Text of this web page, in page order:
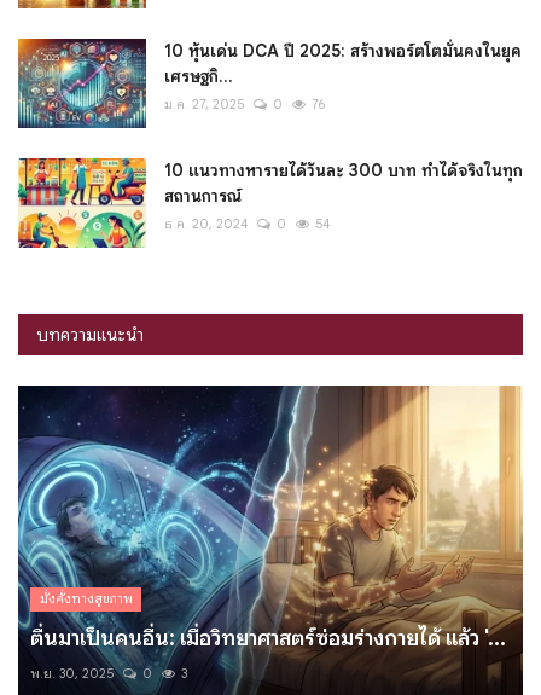
10 หุ้นเด่น DCA ปี 2025: สร้างพอร์ตโตมั่นคงในยุค
เศรษฐกิ...
ม.ค. 27, 2025 0 76
10 แนวทางหารายได้วันละ 300 บาท ทำได้จริงในทุก
สถานการณ์
ธ.ค. 20, 2024 0 54
บทความแนะนำ
มั่งคั่งทางสุขภาพ
ตื่นมาเป็นคนอื่น: เมื่อวิทยาศาสตร์ซ่อมร่างกายได้ แล้ว '...
พ.ย. 30, 2025 0 3